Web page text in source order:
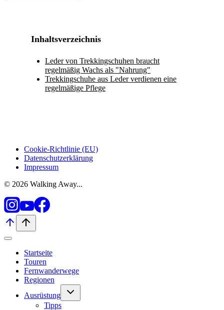
Inhaltsverzeichnis
Leder von Trekkingschuhen braucht
regelmäßig Wachs als "Nahrung"
Trekkingschuhe aus Leder verdienen eine
regelmäßige Pflege
Cookie-Richtlinie (EU)
Datenschutzerklärung
Impressum
© 2026 Walking Away...
Startseite
Touren
Fernwanderwege
Regionen
Ausrüstung
Untermenü
Tipps